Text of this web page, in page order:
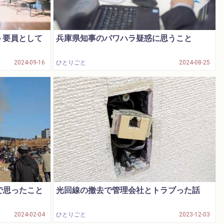
員として
2024-09-16
兵庫県知事のパワハラ疑惑に思うこと
ひとりごと 2024-08-25
ったこと
2024-02-04
光回線の撤去で管理会社とトラブった話
ひとりごと 2023-12-03